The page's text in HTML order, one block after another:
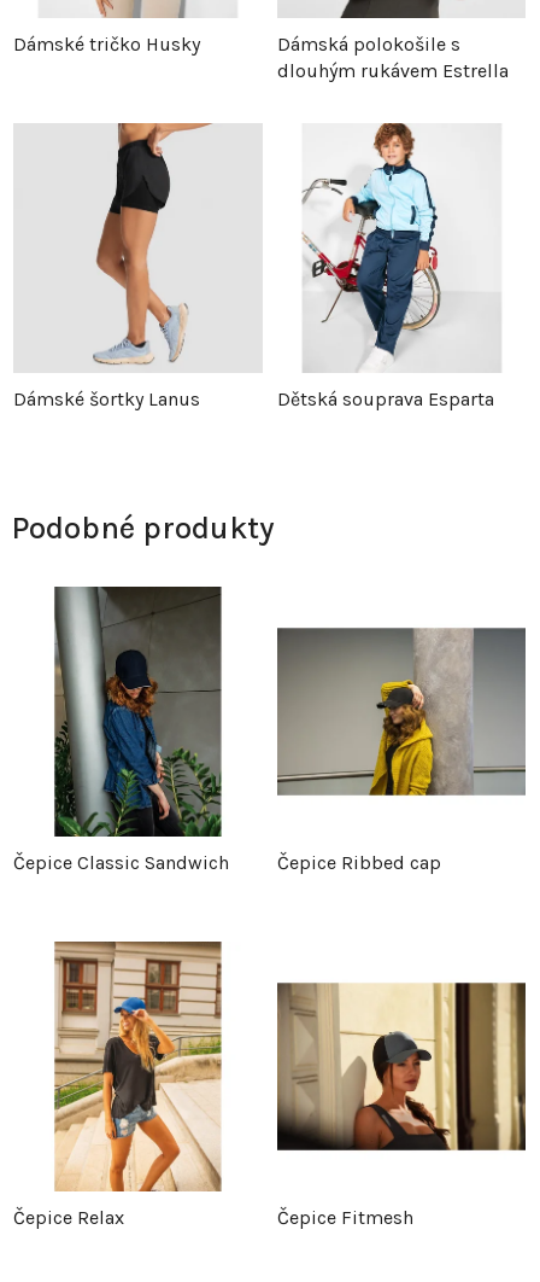
Dámské tričko Husky
Dámská polokošile s
dlouhým rukávem Estrella
Dámské šortky Lanus Dětská souprava Esparta
Podobné produkty
Čepice Classic Sandwich Čepice Ribbed cap
Čepice Relax Čepice Fitmesh